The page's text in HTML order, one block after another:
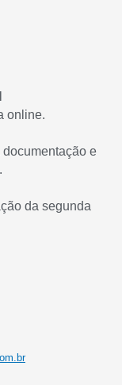
online.
e
da segunda